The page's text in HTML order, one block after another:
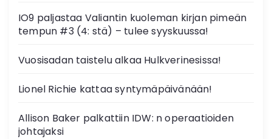
IO9 paljastaa Valiantin kuoleman kirjan pimeän
tempun #3 (4: stä) – tulee syyskuussa!
Vuosisadan taistelu alkaa Hulkverinesissa!
Lionel Richie kattaa syntymäpäivänään!
Allison Baker palkattiin IDW: n operaatioiden
johtajaksi